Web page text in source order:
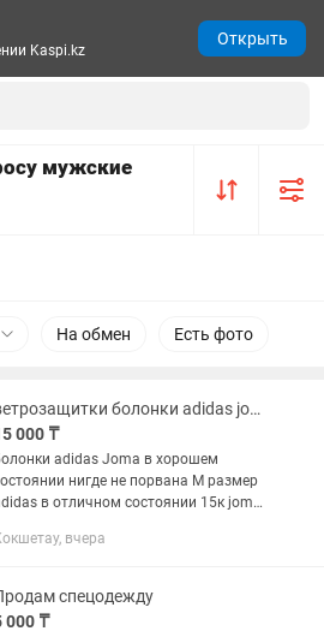
мужские
На обмен Есть фото
ветрозащитки болонки adidas joma
000 ₸
adidas Joma в хорошем
нигде не порвана М размер
в отличном состоянии 15к joma
вчера
спецодежду
000 ₸
Kaspi.kz
Открыть